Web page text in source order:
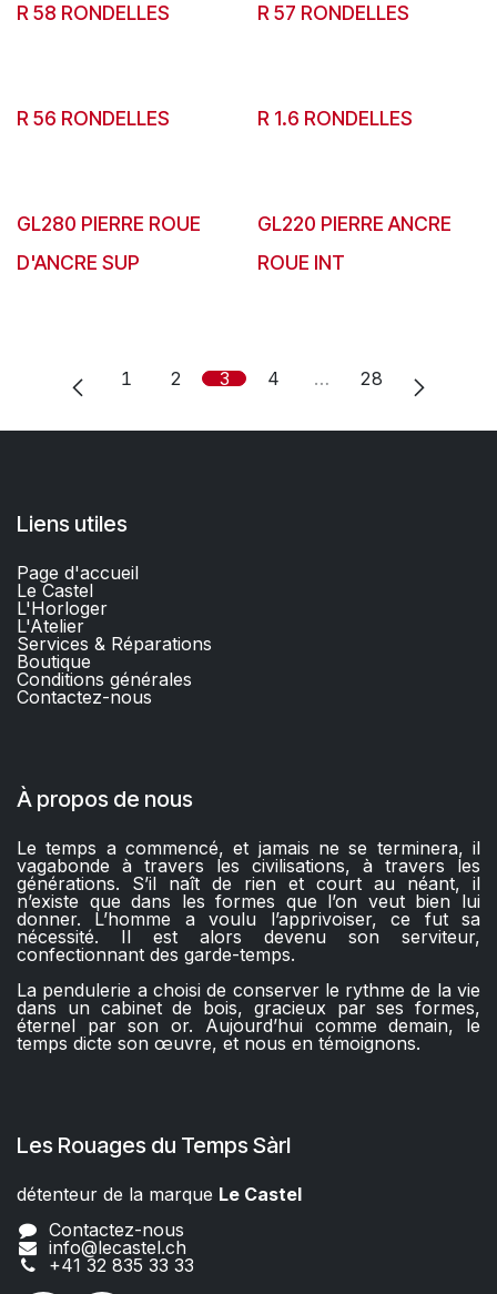
R 58 RONDELLES R 57 RONDELLES
R 56 RONDELLES R 1.6 RONDELLES
GL280 PIERRE ROUE
D'ANCRE SUP
GL220 PIERRE ANCRE
ROUE INT
1 2 3 4 … 28
Liens utiles
Page d'accueil
Le Castel
L'Horloger
L'Atelier
Services & Réparations
Boutique
Conditions générales
Contactez-nous​
À propos de nous
Le temps a commencé, et jamais ne se terminera, il
vagabonde à travers les civilisations, à travers les
générations. S’il naît de rien et court au néant, il
n’existe que dans les formes que l’on veut bien lui
donner. L’homme a voulu l’apprivoiser, ce fut sa
nécessité. Il est alors devenu son serviteur,
confectionnant des garde-temps.
La pendulerie a choisi de conserver le rythme de la vie
dans un cabinet de bois, gracieux par ses formes,
éternel par son or. Aujourd’hui comme demain, le
temps dicte son œuvre, et nous en témoignons.
Les Rouages du Temps Sàrl
détenteur de la marque Le Castel​​
Contactez-nous
info@lecastel.ch
+41 32 835 33 33